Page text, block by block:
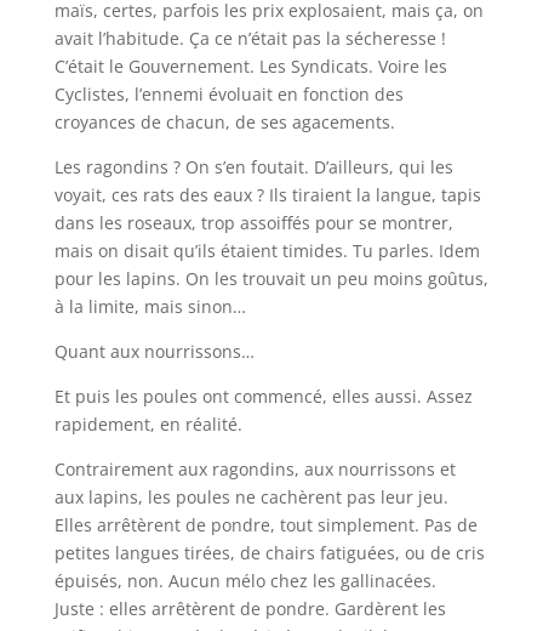
maïs, certes, parfois les prix explosaient, mais ça, on
avait l’habitude. Ça ce n’était pas la sécheresse !
C’était le Gouvernement. Les Syndicats. Voire les
Cyclistes, l’ennemi évoluait en fonction des
croyances de chacun, de ses agacements.
Les ragondins ? On s’en foutait. D’ailleurs, qui les
voyait, ces rats des eaux ? Ils tiraient la langue, tapis
dans les roseaux, trop assoiffés pour se montrer,
mais on disait qu’ils étaient timides. Tu parles. Idem
pour les lapins. On les trouvait un peu moins goûtus,
à la limite, mais sinon…
Quant aux nourrissons…
Et puis les poules ont commencé, elles aussi. Assez
rapidement, en réalité.
Contrairement aux ragondins, aux nourrissons et
aux lapins, les poules ne cachèrent pas leur jeu.
Elles arrêtèrent de pondre, tout simplement. Pas de
petites langues tirées, de chairs fatiguées, ou de cris
épuisés, non. Aucun mélo chez les gallinacées.
Juste : elles arrêtèrent de pondre. Gardèrent les